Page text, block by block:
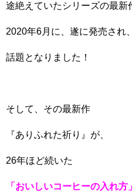
途絶えていたシリーズの最新
2020年6月に、遂に発売され、
話題となりました！
そして、その最新作
『ありふれた祈り』が、
26年ほど続いた
「おいしいコーヒーの入れ方